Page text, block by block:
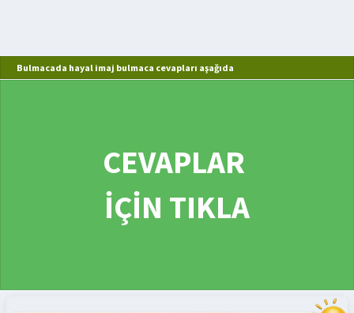
Bulmacada hayal imaj bulmaca cevapları aşağıda
CEVAPLAR
İÇİN TIKLA